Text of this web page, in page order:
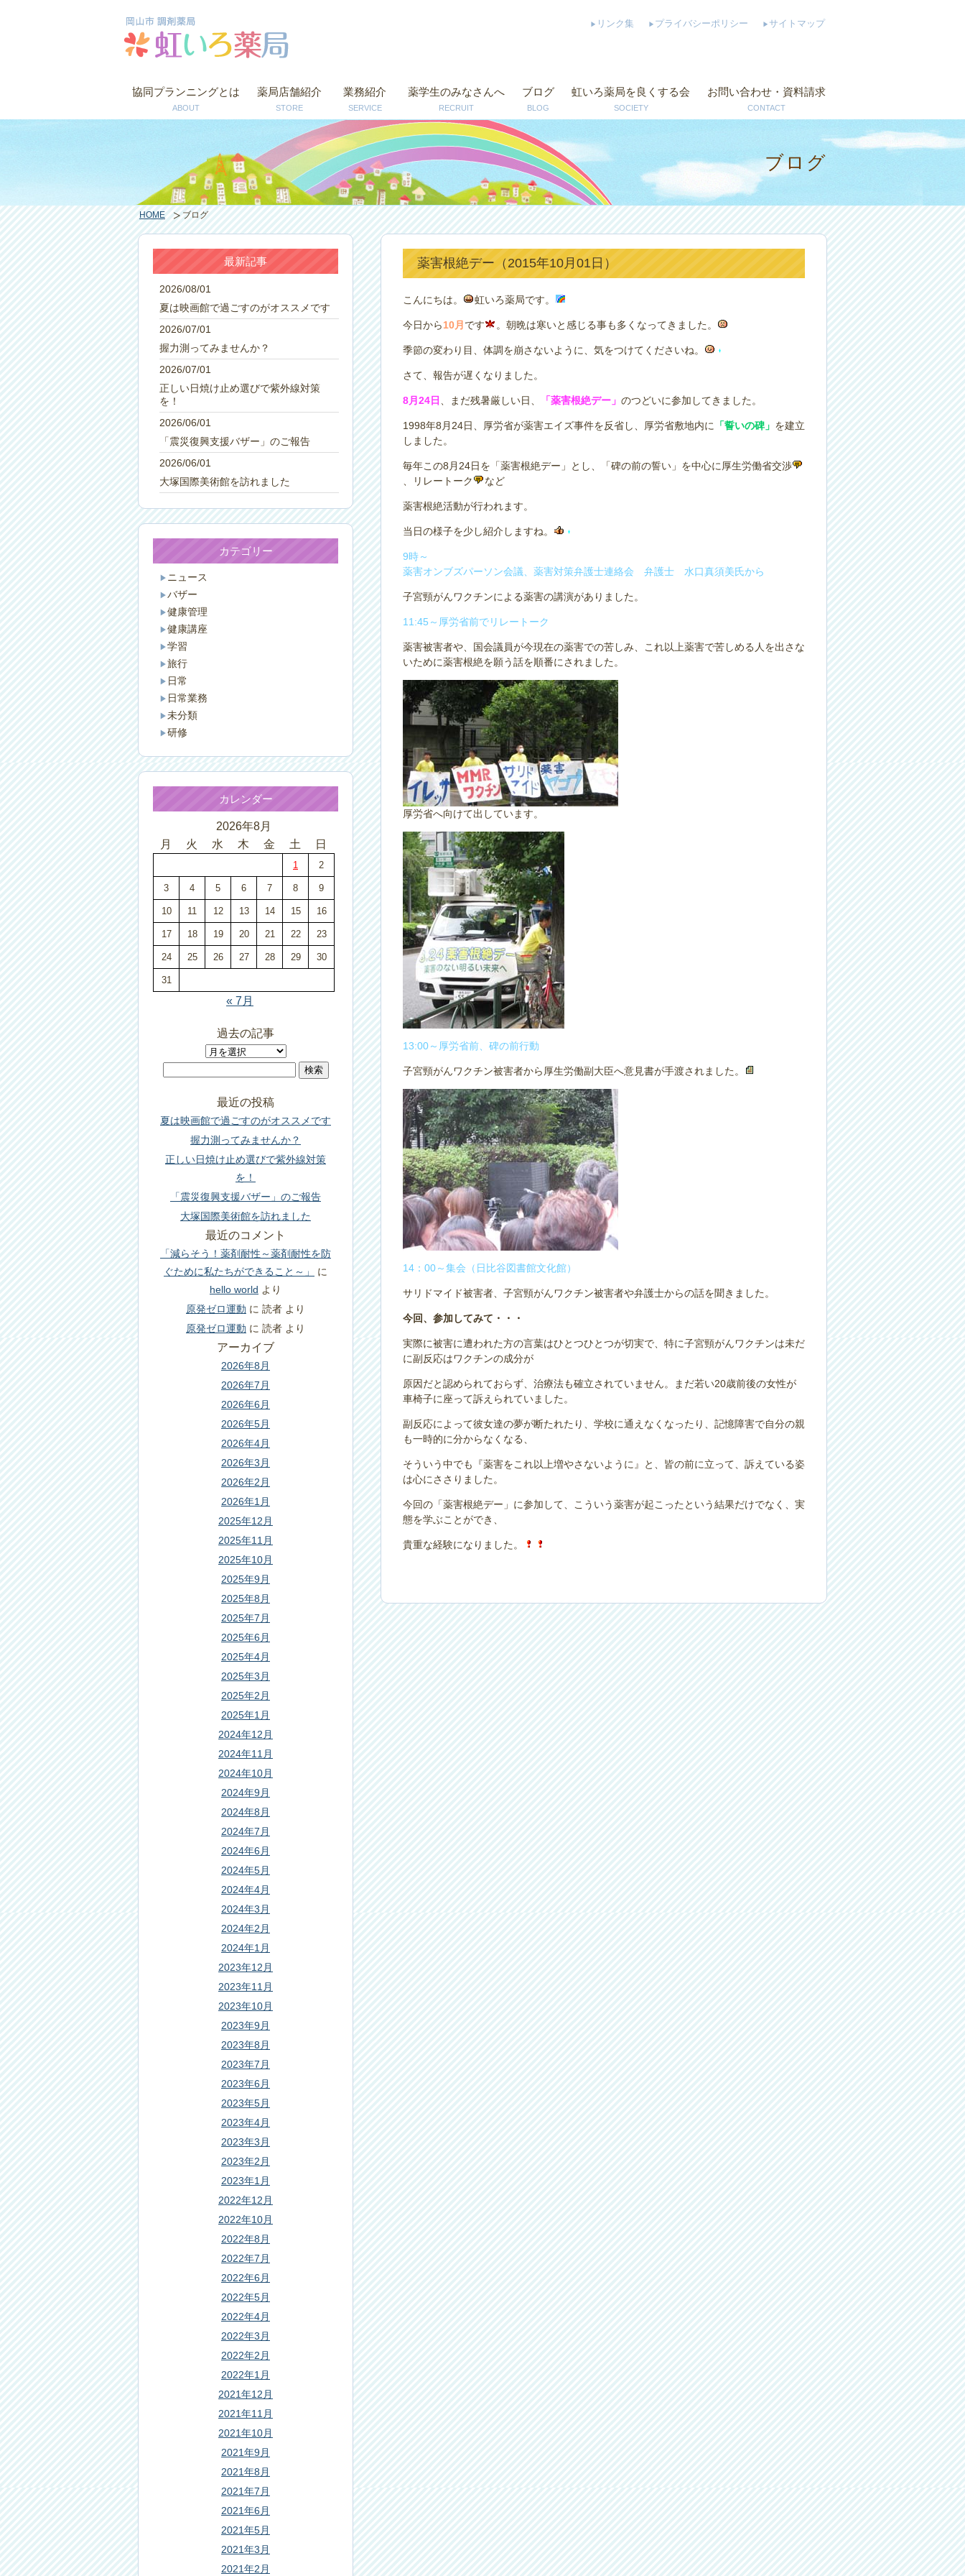
リンク集 プライバシーポリシー サイトマップ
協同プランニングとは
ABOUT
薬局店舗紹介
STORE
業務紹介
SERVICE
薬学生のみなさんへ
RECRUIT
ブログ
BLOG
虹いろ薬局を良くする会
SOCIETY
お問い合わせ・資料請求
CONTACT
ブログ
HOME ブログ
薬害根絶デー（2015年10月01日）
こんにちは。 虹いろ薬局です。
今日から10月 です 。朝晩は寒いと感じる事も多くなってきました。
季節の変わり目、体調を崩さないように、気をつけてくださいね。
さて、報告が遅くなりました。
8月24日 、まだ残暑厳しい日、 「薬害根絶デー」 のつどいに参加してきました。
1998年8月24日、厚労省が薬害エイズ事件を反省し、厚労省敷地内に 「誓いの碑」 を建立
しました。
毎年この8月24日を「薬害根絶デー」とし、「碑の前の誓い」を中心に厚生労働省交渉
、リレートーク
など
薬害根絶活動が行われます。
当日の様子を少し紹介しますね。
9時～
薬害オンブズパーソン会議、薬害対策弁護士連絡会 弁護士 水口真須美氏から
子宮頸がんワクチンによる薬害の講演がありました。
11:45～厚労省前でリレートーク
薬害被害者や、国会議員が今現在の薬害での苦しみ、これ以上薬害で苦しめる人を出さな
いために薬害根絶を願う話を順番にされました。
厚労省へ向けて出しています。
13:00～厚労省前、碑の前行動
子宮頸がんワクチン被害者から厚生労働副大臣へ意見書が手渡されました。
14：00～集会（日比谷図書館文化館）
サリドマイド被害者、子宮頸がんワクチン被害者や弁護士からの話を聞きました。
今回、参加してみて・・・
実際に被害に遭われた方の言葉はひとつひとつが切実で、特に子宮頸がんワクチンは未だ
に副反応はワクチンの成分が
原因だと認められておらず、治療法も確立されていません。まだ若い20歳前後の女性が
車椅子に座って訴えられていました。
副反応によって彼女達の夢が断たれたり、学校に通えなくなったり、記憶障害で自分の親
も一時的に分からなくなる、
そういう中でも『薬害をこれ以上増やさないように』と、皆の前に立って、訴えている姿
は心にささりました。
今回の「薬害根絶デー」に参加して、こういう薬害が起こったという結果だけでなく、実
態を学ぶことができ、
貴重な経験になりました。
最新記事
2026/08/01
夏は映画館で過ごすのがオススメです
2026/07/01
握力測ってみませんか？
2026/07/01
正しい日焼け止め選びで紫外線対策
を！
2026/06/01
「震災復興支援バザー」のご報告
2026/06/01
大塚国際美術館を訪れました
カテゴリー
ニュース
バザー
健康管理
健康講座
学習
旅行
日常
日常業務
未分類
研修
カレンダー
2026年8月
月
火 水 木 金 土 日
1 2
3 4 5 6 7 8 9
10 11 12 13 14 15 16
17 18 19 20 21 22 23
24 25 26 27 28 29 30
31
« 7月
過去の記事
過
事
最近の投稿
夏は映画館で過ごすのがオススメです
握力測ってみませんか？
正しい日焼け止め選びで紫外線対策
を！
「震災復興支援バザー」のご報告
大塚国際美術館を訪れました
最近のコメント
「減らそう！薬剤耐性～薬剤耐性を防
ぐために私たちができること～」
に
hello world より
原発ゼロ運動 に 読者 より
原発ゼロ運動 に 読者 より
アーカイブ
2026年8月
2026年7月
2026年6月
2026年5月
2026年4月
2026年3月
2026年2月
2026年1月
2025年12月
2025年11月
2025年10月
2025年9月
2025年8月
2025年7月
2025年6月
2025年4月
2025年3月
2025年2月
2025年1月
2024年12月
2024年11月
2024年10月
2024年9月
2024年8月
2024年7月
2024年6月
2024年5月
2024年4月
2024年3月
2024年2月
2024年1月
2023年12月
2023年11月
2023年10月
2023年9月
2023年8月
2023年7月
2023年6月
2023年5月
2023年4月
2023年3月
2023年2月
2023年1月
2022年12月
2022年10月
2022年8月
2022年7月
2022年6月
2022年5月
2022年4月
2022年3月
2022年2月
2022年1月
2021年12月
2021年11月
2021年10月
2021年9月
2021年8月
2021年7月
2021年6月
2021年5月
2021年3月
2021年2月